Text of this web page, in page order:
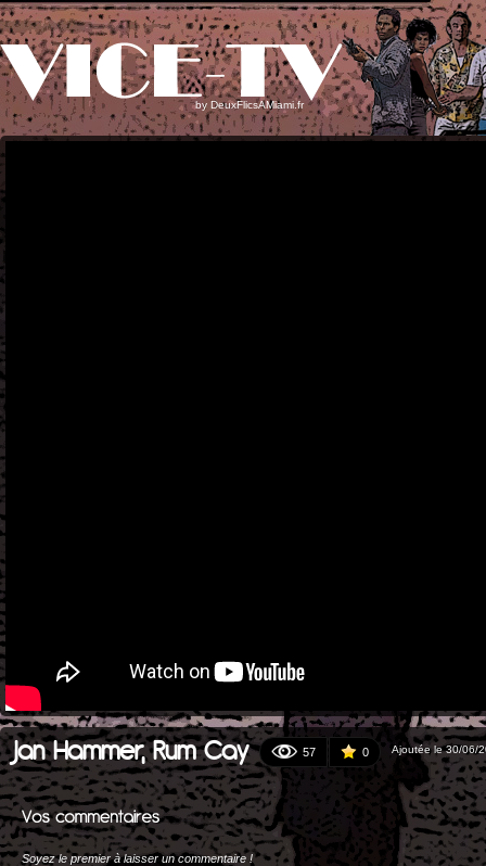
by DeuxFlicsAMiami.fr
Jan Hammer, Rum Cay 57 0 Ajoutée le 30/06/
Soyez le premier à laisser un commentaire !